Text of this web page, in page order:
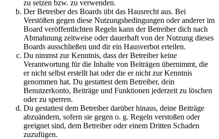
zu setzen bzw. zu verwenden.
Der Betreiber des Boards übt das Hausrecht aus. Bei
Verstößen gegen diese Nutzungsbedingungen oder anderer im
Board veröffentlichten Regeln kann der Betreiber dich nach
Abmahnung zeitweise oder dauerhaft von der Nutzung dieses
Boards ausschließen und dir ein Hausverbot erteilen.
Du nimmst zur Kenntnis, dass der Betreiber keine
Verantwortung für die Inhalte von Beiträgen übernimmt, die
er nicht selbst erstellt hat oder die er nicht zur Kenntnis
genommen hat. Du gestattest dem Betreiber, dein
Benutzerkonto, Beiträge und Funktionen jederzeit zu löschen
oder zu sperren.
Du gestattest dem Betreiber darüber hinaus, deine Beiträge
abzuändern, sofern sie gegen o. g. Regeln verstoßen oder
geeignet sind, dem Betreiber oder einem Dritten Schaden
zuzufügen.